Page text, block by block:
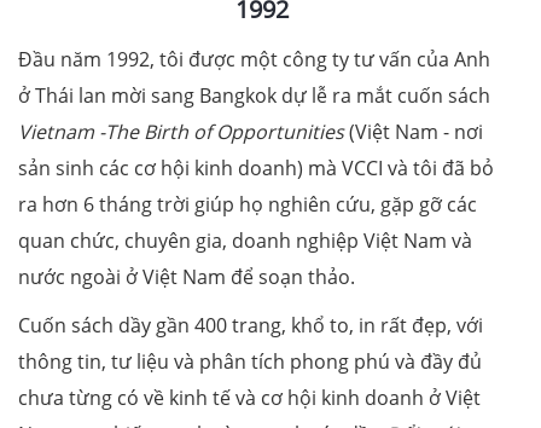
1992
Đầu năm 1992, tôi được một công ty tư vấn của Anh
ở Thái lan mời sang Bangkok dự lễ ra mắt cuốn sách
Vietnam -The Birth of Opportunities(Việt Nam - nơi
sản sinh các cơ hội kinh doanh) mà VCCI và tôi đã bỏ
ra hơn 6 tháng trời giúp họ nghiên cứu, gặp gỡ các
quan chức, chuyên gia, doanh nghiệp Việt Nam và
nước ngoài ở Việt Nam để soạn thảo.
Cuốn sách dầy gần 400 trang, khổ to, in rất đẹp, với
thông tin, tư liệu và phân tích phong phú và đầy đủ
chưa từng có về kinh tế và cơ hội kinh doanh ở Việt